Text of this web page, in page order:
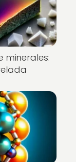
minerales: